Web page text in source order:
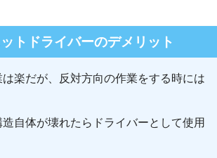
トドライバーのデメリット
は楽だが、反対方向の作業をする時には
造自体が壊れたらドライバーとして使用